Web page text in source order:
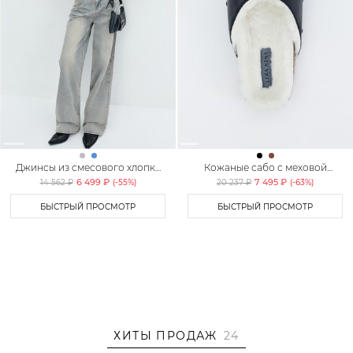
Джинсы из смесового хлопка
TOPTOP
14 562 ₽ 6 499 ₽ (-55%)
БЫСТРЫЙ ПРОСМОТР
Кожаные сабо с меховой
подкладкой Lera Nena
20 237 ₽ 7 495 ₽ (-63%)
БЫСТРЫЙ ПРОСМОТР
ХИТЫ ПРОДАЖ 24